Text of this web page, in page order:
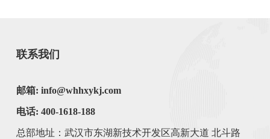
联系我们
邮箱: info@whhxykj.com
电话: 400-1618-188
总部地址：武汉市东湖新技术开发区高新大道 北斗路